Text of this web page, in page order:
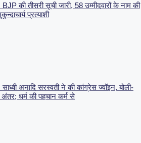
की तीसरी सूची जारी, 58 उम्मीदवारों के नाम की
प्रत्याशी
अनादि सरस्वती ने की कांग्रेस ज्वॉइन, बोली-
धर्म की पहचान कर्म से